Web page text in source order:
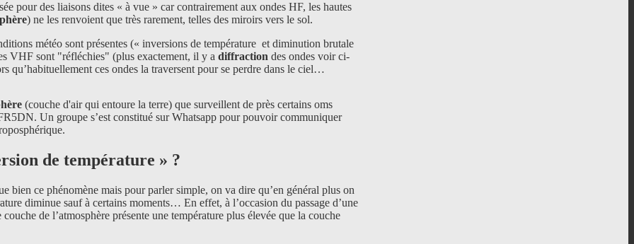
pour des liaisons dites « à vue » car contrairement aux ondes HF, les hautes
) ne les renvoient que très rarement, telles des miroirs vers le sol.
météo sont présentes (« inversions de température et diminution brutale
VHF sont "réfléchies" (plus exactement, il y a diffraction des ondes voir ci-
qu’habituellement ces ondes la traversent pour se perdre dans le ciel…
(couche d'air qui entoure la terre) que surveillent de près certains oms
Un groupe s’est constitué sur Whatsapp pour pouvoir communiquer
de température » ?
bien ce phénomène mais pour parler simple, on va dire qu’en général plus on
diminue sauf à certains moments… En effet, à l’occasion du passage d’une
de l’atmosphère présente une température plus élevée que la couche